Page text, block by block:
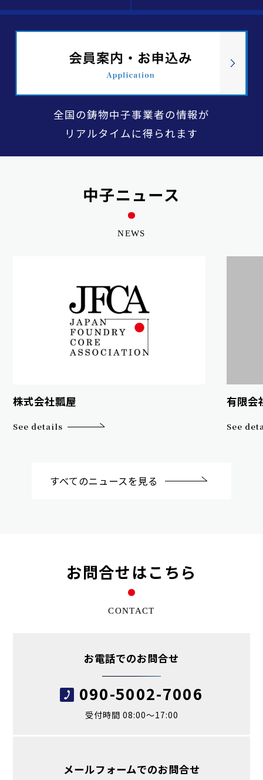
全国の鋳物中子事業者の情報が
リアルタイムに得られます
中子ニュース
NEWS
株式会社瓢屋
See details
有限会
See
すべてのニュースを見る
お問合せはこちら
CONTACT
お電話でのお問合せ
090-5002-7006
受付時間 08:00～17:00
メールフォームでのお問合せ